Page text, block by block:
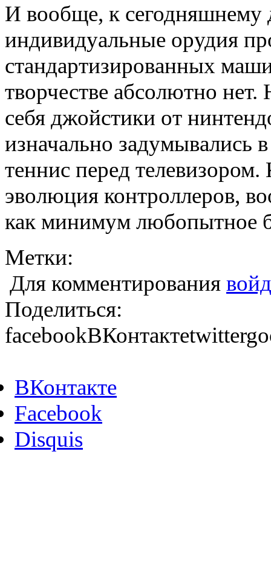
И вообще, к сегодняшнему
индивидуальные орудия
стандартизированных
творчестве абсолютно
себя джойстики от
изначально задумывались
теннис перед
эволюция контроллеров,
как минимум любопытное
Метки:
Для комментирования
Поделиться:
facebookВКонтактеtwitter
ВКонтакте
Facebook
Disquis